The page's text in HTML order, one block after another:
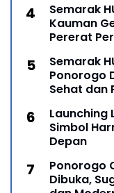
Semarak
Kauman
Pererat
Semarak
Ponorogo
Sehat dan
Launching
Simbol
Depan
Ponorogo
Dibuka,